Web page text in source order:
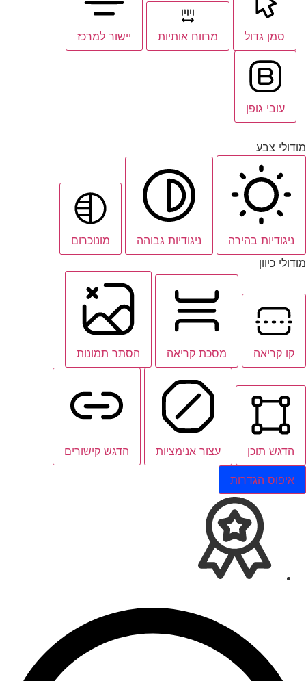
סמן גדול מרווח אותיות יישור למרכז
עובי גופן
מודולי צבע
ניגודיות בהירה ניגודיות גבוהה
מונוכרום
מודולי כיוון
קו קריאה מסכת קריאה הסתר תמונות
הדגש תוכן עצור אנימציות הדגש קישורים
איפוס הגדרות